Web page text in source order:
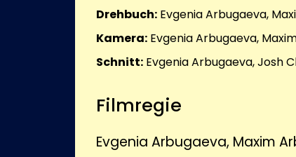
Drehbuch: Evgenia Arbugaeva,
Kamera: Evgenia Arbugaeva,
Schnitt: Evgenia Arbugaeva, Josh
Filmregie
Evgenia Arbugaeva, Maxim